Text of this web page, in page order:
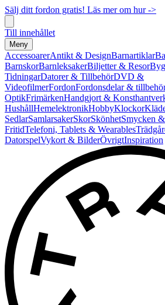
Sälj ditt fordon gratis! Läs mer om hur ->
Till innehållet
Meny
AccessoarerAntikt & DesignBarnartiklar
BarnskorBarnleksakerBiljetter & Resor
TidningarDatorer & TillbehörDVD &
VideofilmerFordonFordonsdelar &
OptikFrimärkenHandgjort &
HushållHemelektronikHobbyKlockor
SedlarSamlarsakerSkorSkönhetSmycken
FritidTelefoni, Tablets & Wearables
DatorspelVykort & BilderÖvrigtInspiration